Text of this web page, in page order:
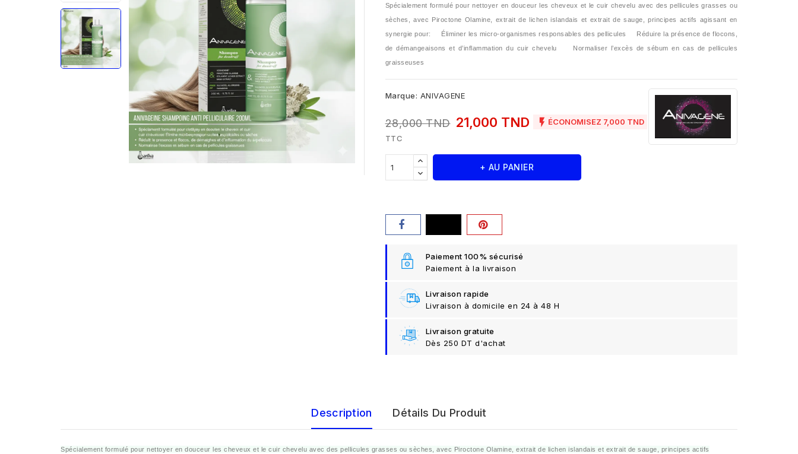
Spécialement formulé pour nettoyer en douceur les cheveux et le cuir chevelu avec des pellicules grasses ou
sèches, avec Piroctone Olamine, extrait de lichen islandais et extrait de sauge, principes actifs agissant en
synergie pour:
Éliminer les micro-organismes responsables des pellicules
Réduire la présence de flocons,
de démangeaisons et d’inflammation du cuir chevelu
Normaliser l’excès de sébum en cas de pellicules
graisseuses
Marque: ANIVAGENE
28,000 TND 21,000 TND  ÉCONOMISEZ 7,000 TND
TTC
+ AU PANIER
Paiement 100% sécurisé
Paiement à la livraison
Livraison rapide
Livraison à domicile en 24 à 48 H
Livraison gratuite
Dès 250 DT d'achat
Description Détails Du Produit
Spécialement formulé pour nettoyer en douceur les cheveux et le cuir chevelu avec des pellicules grasses ou sèches, avec Piroctone Olamine, extrait de lichen islandais et extrait de sauge, principes actifs